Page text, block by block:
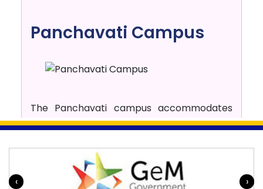
Panchavati Campus
The Panchavati campus accommodates
Boys students hostel, Gym, International
facility, Foot ball court, Volley ball court and
AIISH Gymkhana
‹ ›